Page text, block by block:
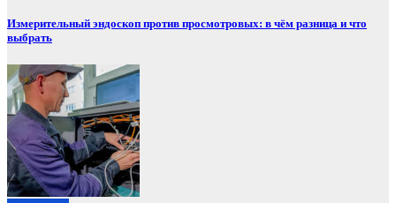
Измерительный эндоскоп против просмотровых: в чём разница и что
выбрать